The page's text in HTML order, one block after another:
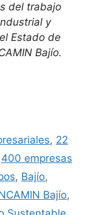
del trabajo
y
Estado de
Bajío.
, 22
400 empresas
, Bajío,
Bajío,